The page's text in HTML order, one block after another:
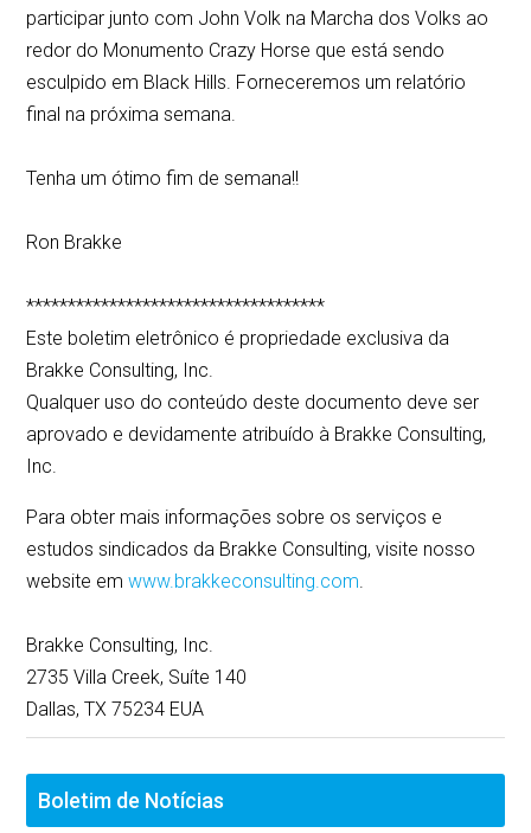
participar junto com John Volk na Marcha dos Volks ao
redor do Monumento Crazy Horse que está sendo
esculpido em Black Hills. Forneceremos um relatório
final na próxima semana.
Tenha um ótimo fim de semana!!
Ron Brakke
************************************
Este boletim eletrônico é propriedade exclusiva da
Brakke Consulting, Inc.
Qualquer uso do conteúdo deste documento deve ser
aprovado e devidamente atribuído à Brakke Consulting,
Inc.
Para obter mais informações sobre os serviços e
estudos sindicados da Brakke Consulting, visite nosso
website emwww.brakkeconsulting.com.
Brakke Consulting, Inc.
2735 Villa Creek, Suíte 140
Dallas, TX 75234 EUA
Boletim de Notícias